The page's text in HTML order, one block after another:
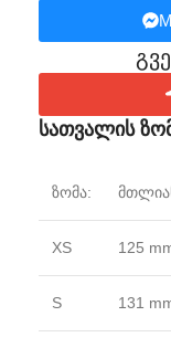
სათვალის
ზომა:
XS 125
S 131